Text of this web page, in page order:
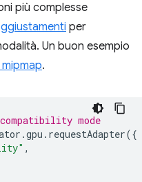
più complesse
per
Un buon esempio
.
mode
.gpu . requestAdapter({
,